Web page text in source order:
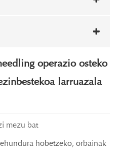
operazio osteko
larruazala
mezu bat
hobetzeko, orbainak